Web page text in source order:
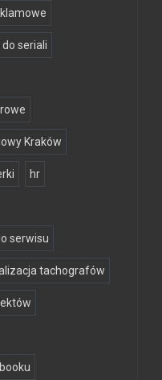
seriali
Kraków
hr
serwisu
tachografów